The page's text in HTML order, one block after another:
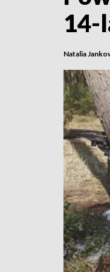
14-
Natalia